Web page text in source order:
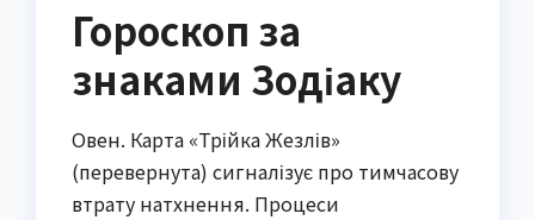
Гороскоп за
знаками Зодіаку
Овен. Карта «Трійка Жезлів»
(перевернута) сигналізує про тимчасову
втрату натхнення. Процеси